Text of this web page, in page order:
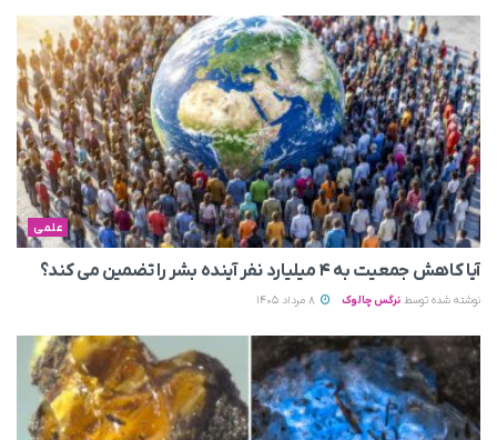
علمی
آیا کاهش جمعیت به ۴ میلیارد نفر آینده بشر را تضمین می‌ کند؟
نوشته شده توسط نرگس چالوک